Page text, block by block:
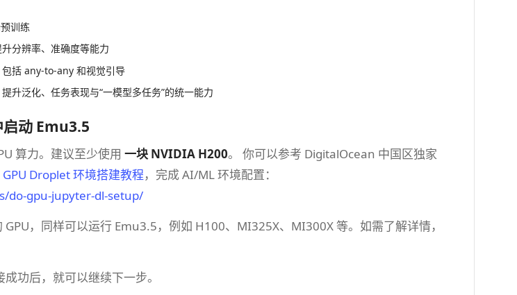
训练
分辨率、准确度等能力
括 any-to-any 和视觉引导
升泛化、任务表现与“一模型多任务”的统一能力
动 Emu3.5
算力。建议至少使用 一块 NVIDIA H200​。 你可以参考 DigitalOcean 中国区独家
GPU Droplet 环境搭建教程，完成 AI/ML 环境配置：
do-gpu-jupyter-dl-setup/
，同样可以运行 Emu3.5，例如 H100、MI325X、MI300X 等。如需了解详情，
功后，就可以继续下一步。